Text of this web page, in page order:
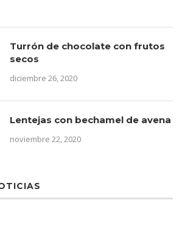
Turrón de chocolate con frutos
secos
diciembre 26, 2020
Lentejas con bechamel de avena
noviembre 22, 2020